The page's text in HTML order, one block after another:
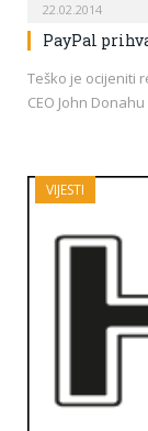
22.02.2014
PayPal
Teško je ocijeniti
CEO John
VIJESTI